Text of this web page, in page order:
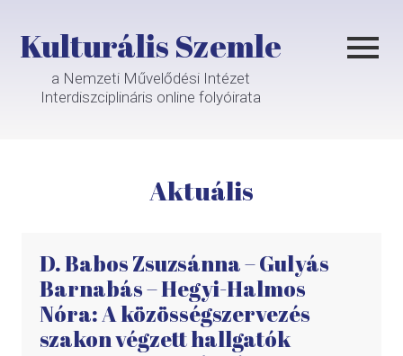
Kulturális Szemle
a Nemzeti Művelődési Intézet
Interdiszciplináris online folyóirata
Aktuális
D. Babos Zsuzsánna – Gulyás
Barnabás – Hegyi-Halmos
Nóra: A közösségszervezés
szakon végzett hallgatók